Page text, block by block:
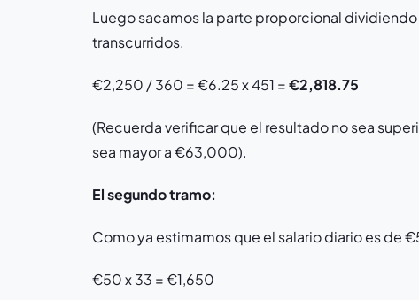
Luego sacamos la parte proporcional
transcurridos.
€2,250 / 360 = €6.25 x 451 =€2,818.75
(Recuerda verificar que el resultado no sea
sea mayor a €63,000).
El segundo tramo:
Como ya estimamos que el salario diario es de
€50 x 33 = €1,650